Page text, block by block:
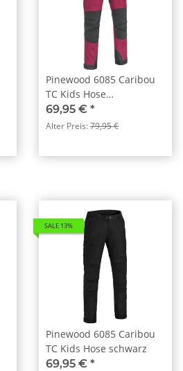
Pinewood 6085 Caribou
TC Kids Hose
Fuchsia(544)
69,95 € *
Alter Preis:79,95 €
SALE 13%
Pinewood 6085 Caribou
TC Kids Hose schwarz
69,95 € *